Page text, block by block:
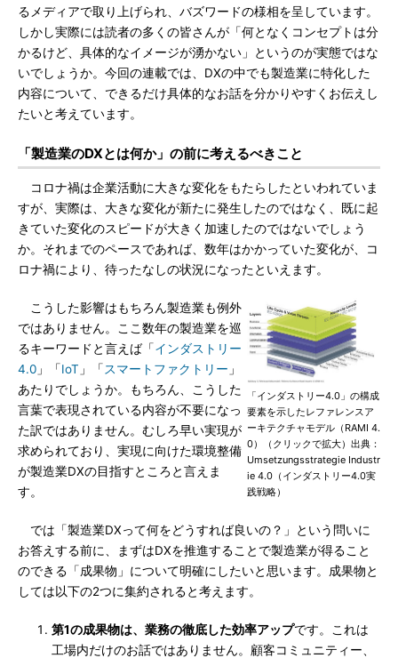
るメディアで取り上げられ、バズワードの様相を呈しています。
しかし実際には読者の多くの皆さんが「何となくコンセプトは分
かるけど、具体的なイメージが湧かない」というのが実態ではな
いでしょうか。今回の連載では、DXの中でも製造業に特化した
内容について、できるだけ具体的なお話を分かりやすくお伝えし
たいと考えています。
「製造業のDXとは何か」の前に考えるべきこと
コロナ禍は企業活動に大きな変化をもたらしたといわれていま
すが、実際は、大きな変化が新たに発生したのではなく、既に起
きていた変化のスピードが大きく加速したのではないでしょう
か。それまでのペースであれば、数年はかかっていた変化が、コ
ロナ禍により、待ったなしの状況になったといえます。
「インダストリー4.0」の構成
要素を示したレファレンスア
ーキテクチャモデル（RAMI 4.
0）（クリックで拡大）出典：
Umsetzungsstrategie Industr
ie 4.0（インダストリー4.0実
践戦略）
こうした影響はもちろん製造業も例外
ではありません。ここ数年の製造業を巡
るキーワードと言えば「インダストリー
4.0 」「IoT 」「 スマートファクトリー 」
あたりでしょうか。もちろん、こうした
言葉で表現されている内容が不要になっ
た訳ではありません。むしろ早い実現が
求められており、実現に向けた環境整備
が製造業DXの目指すところと言えま
す。
では「製造業DXって何をどうすれば良いの？」という問いに
お答えする前に、まずはDXを推進することで製造業が得ること
のできる「成果物」について明確にしたいと思います。成果物と
しては以下の2つに集約されると考えます。
第1の成果物は、業務の徹底した効率アップです。これは
工場内だけのお話ではありません。顧客コミュニティー、